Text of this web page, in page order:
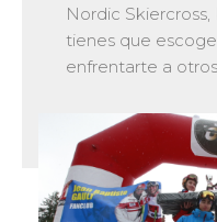
Nordic
tienes que
enfrentarte a